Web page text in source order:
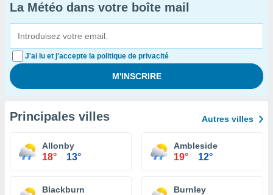
La Météo dans votre boîte mail
J'ai lu et j'accepte la politique de privacité
Principales villes Autres villes
Allonby
18° 13°
Ambleside
19° 12°
Blackburn Burnley